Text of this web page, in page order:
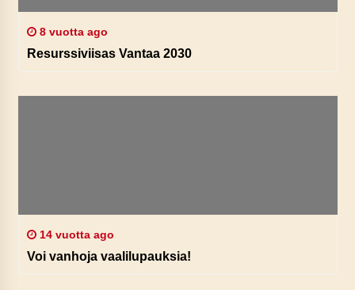
8 vuotta ago
Resurssiviisas Vantaa 2030
14 vuotta ago
Voi vanhoja vaalilupauksia!